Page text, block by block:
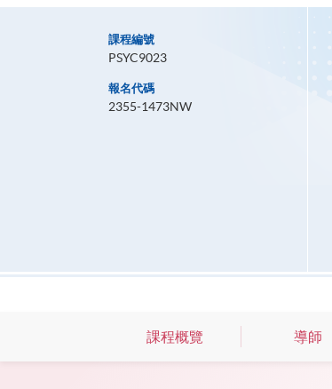
課程編號
PSYC9023
報名代碼
2355-1473NW
課程概覽 導師